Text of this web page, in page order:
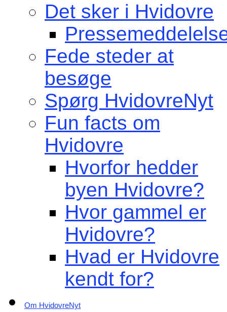
Det sker i Hvidovre
Fede steder at
besøge
Spørg HvidovreNyt
Fun facts om
Hvidovre
Hvorfor hedder
byen Hvidovre?
Hvor gammel er
Hvidovre?
Hvad er Hvidovre
kendt for?
Om HvidovreNyt